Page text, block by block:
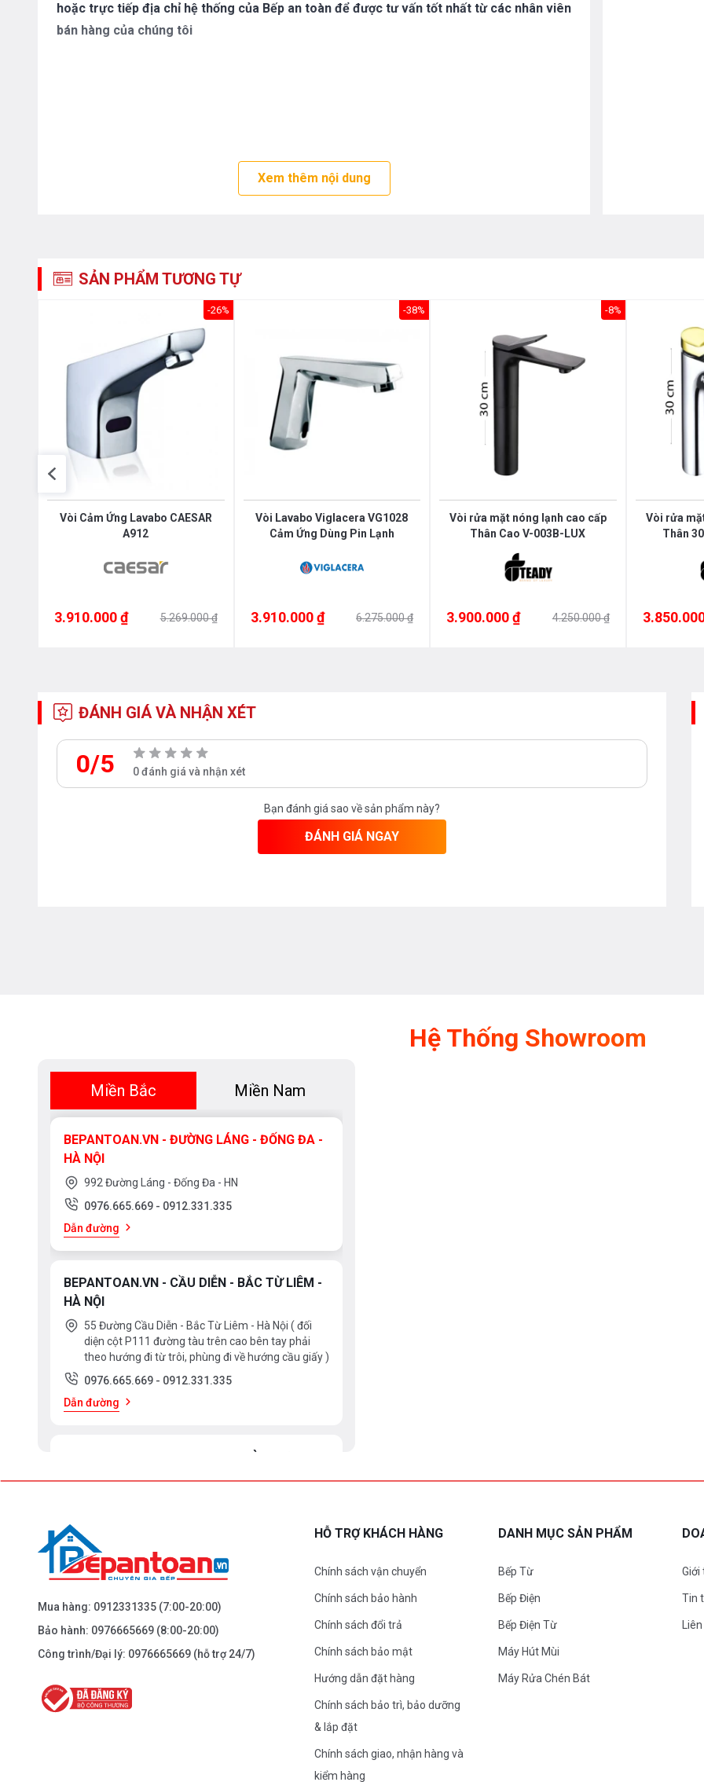
hoặc trực tiếp địa chỉ hệ thống của Bếp an toàn để được tư vấn tốt nhất từ các nhân viên
bán hàng của chúng tôi
Xem thêm nội dung
SẢN PHẨM TƯƠNG TỰ
-26%
Vòi Cảm Ứng Lavabo CAESAR
A912
3.910.000 ₫ 5.269.000 ₫
-38%
Vòi Lavabo Viglacera VG1028
Cảm Ứng Dùng Pin Lạnh
3.910.000 ₫ 6.275.000 ₫
-8%
Vòi rửa mặt nóng lạnh cao cấp
Thân Cao V-003B-LUX
3.900.000 ₫ 4.250.000 ₫
Vòi rửa
Thân
ĐÁNH GIÁ VÀ NHẬN XÉT
0/5 0 đánh giá và nhận xét
Bạn đánh giá sao về sản phẩm này?
ĐÁNH GIÁ NGAY
Hệ Thống Showroom
Miền Bắc Miền Nam
BEPANTOAN.VN - ĐƯỜNG LÁNG - ĐỐNG ĐA -
HÀ NỘI
992 Đường Láng - Đống Đa - HN
0976.665.669 - 0912.331.335
Dẫn đường
BEPANTOAN.VN - CẦU DIỄN - BẮC TỪ LIÊM -
HÀ NỘI
55 Đường Cầu Diễn - Bắc Từ Liêm - Hà Nội ( đối
diện cột P111 đường tàu trên cao bên tay phải
theo hướng đi từ trôi, phùng đi về hướng cầu giấy )
0976.665.669 - 0912.331.335
Dẫn đường
BEPANTOAN.VN - ĐẠI LA - HAI BÀ TRƯNG -
Dẫn đường
BEPANTOAN.VN - NGUYỄN TRÃI - THANH
Dẫn đường
Mua hàng: 0912331335 (7:00-20:00)
Bảo hành: 0976665669 (8:00-20:00)
Công trình/Đại lý: 0976665669 (hỗ trợ 24/7)
HỖ TRỢ KHÁCH HÀNG
Chính sách vận chuyển
Chính sách bảo hành
Chính sách đổi trả
Chính sách bảo mật
Hướng dẫn đặt hàng
Chính sách bảo trì, bảo dưỡng
& lắp đặt
Chính sách giao, nhận hàng và
kiểm hàng
DANH MỤC SẢN PHẨM
Bếp Từ
Bếp Điện
Bếp Điện Từ
Máy Hút Mùi
Máy Rửa Chén Bát
Giới
Tin